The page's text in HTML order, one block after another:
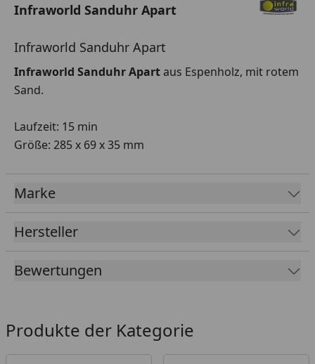
Infraworld Sanduhr Apart
Infraworld Sanduhr Apart
Infraworld Sanduhr Apartaus Espenholz, mit rotem
Sand.
Laufzeit: 15 min
Größe: 285 x 69 x 35 mm
Marke
Hersteller
Bewertungen
Produkte der Kategorie